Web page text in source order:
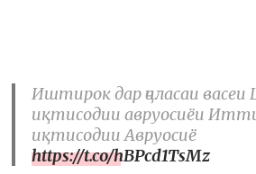
Иштирок дар ҷаласаи
иқтисодии авруосиёи
иқтисодии Авруосиё
https://t.co/hBPcd1TsMz